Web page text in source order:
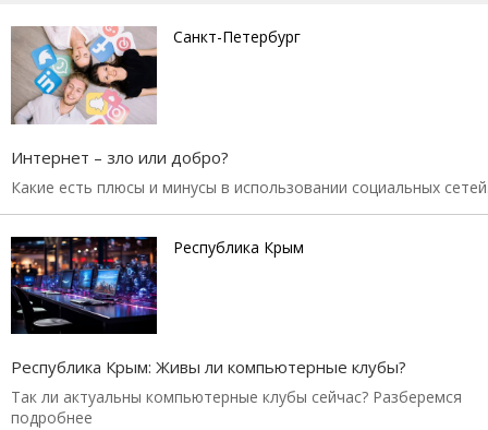
Санкт-Петербург
Интернет – зло или добро?
Какие есть плюсы и минусы в использовании социальных
Республика Крым
Республика Крым: Живы ли компьютерные клубы?
Так ли актуальны компьютерные клубы сейчас? Разберемся
подробнее